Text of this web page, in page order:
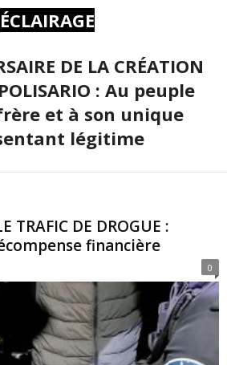
ÉCLAIRAGE
DE LA CRÉATION
: Au peuple
et à son unique
légitime
TRAFIC DE DROGUE :
financière
0